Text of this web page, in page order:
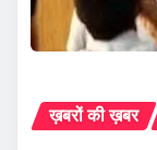
ख़बरों की ख़बर